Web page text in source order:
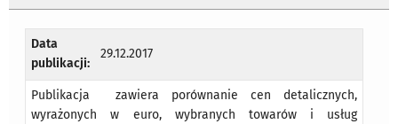
Data
publikacji:
29.12.2017
Publikacja zawiera porównanie cen detalicznych,
wyrażonych w euro, wybranych towarów i usług